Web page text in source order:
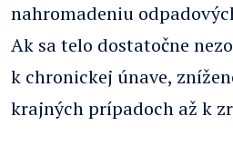
nahromadeniu
Ak sa telo dostatočne
k chronickej únave,
krajných prípadoch až k